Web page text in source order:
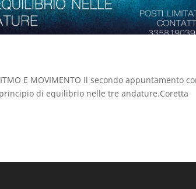
E MOVIMENTO Il secondo appuntamento
di equilibrio nelle tre andature.Coretta